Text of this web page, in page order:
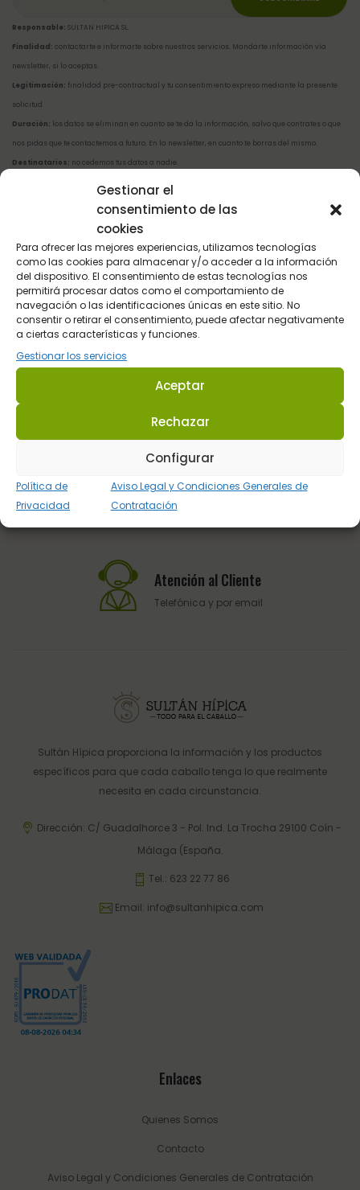
Gestionar el
consentimiento de las
cookies
Para ofrecer las mejores experiencias, utilizamos tecnologías
como las cookies para almacenar y/o acceder a la información
del dispositivo. El consentimiento de estas tecnologías nos
permitirá procesar datos como el comportamiento de
navegación o las identificaciones únicas en este sitio. No
consentir o retirar el consentimiento, puede afectar negativamente
a ciertas características y funciones.
Gestionar los servicios
Aceptar
Rechazar
Configurar
Política de
Privacidad
Aviso Legal y Condiciones Generales de
Contratación
Responsable: SULTAN HIPICA SL.
Finalidad: contactarte e informarte sobre nuestros servicios. Mandarte información vía
newsletter, si lo aceptas.
Legitimación: finalidad pre-contractual y tu consentimiento expreso mediante la presente
solicitud.
Duración: los datos se eliminan en cuanto se te da la información, salvo que contrates o que
nos pidas que te contactemos a futuro. En la newsletter, en cuanto te borras del mismo.
Destinatarios: no cedemos tus datos a nadie.
Soy mayor de 14 y he leído y acepto la
En toda la Península
Pago Seguro
Pasarela de pago del BBVA
Atención al Cliente
Telefónica y por email
Sultán Hípica proporciona la información y los productos
específicos para que cada caballo tenga lo que realmente
necesita en cada circunstancia.
Dirección: C/ Guadalhorce 3 - Pol. Ind. La Trocha 29100 Coín -
Málaga (España.
Tel.: 623 22 77 86
Email: info@sultanhipica.com
Enlaces
Quienes Somos
Contacto
Aviso Legal y Condiciones Generales de Contratación